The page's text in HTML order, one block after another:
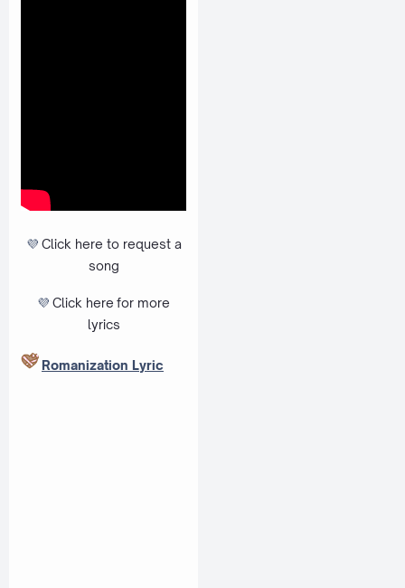
💜 Click here to request a
song
💜 Click here for more
lyrics
Romanization Lyric